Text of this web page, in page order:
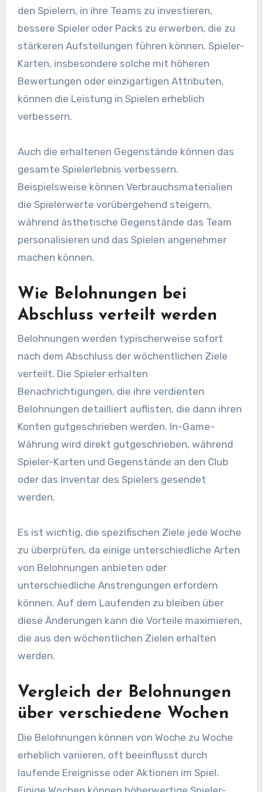
den Spielern, in ihre Teams zu investieren,
bessere Spieler oder Packs zu erwerben, die zu
stärkeren Aufstellungen führen können. Spieler-
Karten, insbesondere solche mit höheren
Bewertungen oder einzigartigen Attributen,
können die Leistung in Spielen erheblich
verbessern.
Auch die erhaltenen Gegenstände können das
gesamte Spielerlebnis verbessern.
Beispielsweise können Verbrauchsmaterialien
die Spielerwerte vorübergehend steigern,
während ästhetische Gegenstände das Team
personalisieren und das Spielen angenehmer
machen können.
Wie Belohnungen bei
Abschluss verteilt werden
Belohnungen werden typischerweise sofort
nach dem Abschluss der wöchentlichen Ziele
verteilt. Die Spieler erhalten
Benachrichtigungen, die ihre verdienten
Belohnungen detailliert auflisten, die dann ihren
Konten gutgeschrieben werden. In-Game-
Währung wird direkt gutgeschrieben, während
Spieler-Karten und Gegenstände an den Club
oder das Inventar des Spielers gesendet
werden.
Es ist wichtig, die spezifischen Ziele jede Woche
zu überprüfen, da einige unterschiedliche Arten
von Belohnungen anbieten oder
unterschiedliche Anstrengungen erfordern
können. Auf dem Laufenden zu bleiben über
diese Änderungen kann die Vorteile maximieren,
die aus den wöchentlichen Zielen erhalten
werden.
Vergleich der Belohnungen
über verschiedene Wochen
Die Belohnungen können von Woche zu Woche
erheblich variieren, oft beeinflusst durch
laufende Ereignisse oder Aktionen im Spiel.